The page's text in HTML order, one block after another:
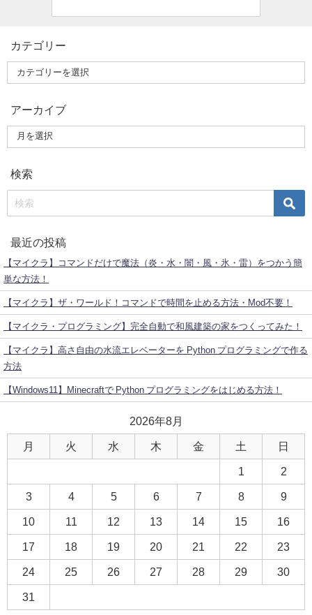
カテゴリー
アーカイブ
検索
最近の投稿
【マイクラ】コマンドだけで魔法（炎・水・闇・風・氷・雷）をつかう簡
単な方法！
【マイクラ】ザ・ワールド！コマンドで時間を止める方法・Mod不要！
【マイクラ・プログラミング】完全自動で和風建築の家をつくってみた！
【マイクラ】高さ自由の水流エレベーターを Python プログラミングで作る
方法
【Windows11】Minecraftで Python プログラミングをはじめる方法！
2026年8月
月 火 水 木 金 土 日
1 2
3 4 5 6 7 8 9
10 11 12 13 14 15 16
17 18 19 20 21 22 23
24 25 26 27 28 29 30
31